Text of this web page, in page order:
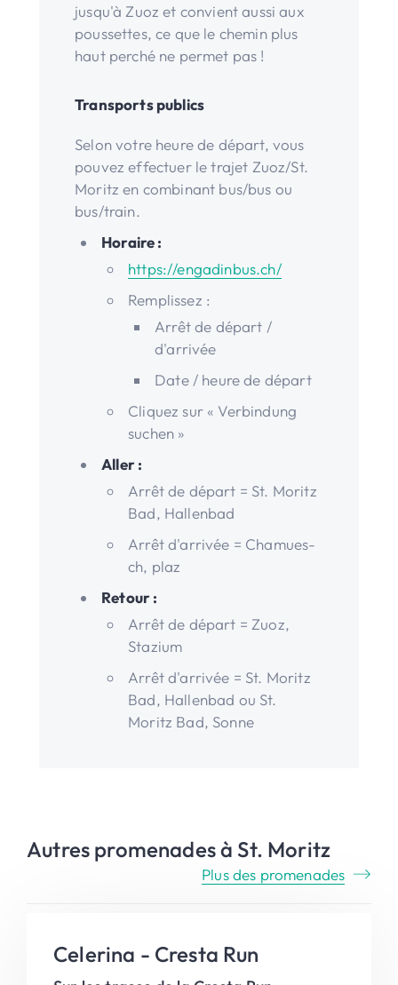
jusqu'à Zuoz et convient aussi aux
poussettes, ce que le chemin plus
haut perché ne permet pas !
Transports publics
Selon votre heure de départ, vous
pouvez effectuer le trajet Zuoz/St.
Moritz en combinant bus/bus ou
bus/train.
Horaire :
https://engadinbus.ch/
Remplissez :
Arrêt de départ /
d'arrivée
Date / heure de départ
Cliquez sur « Verbindung
suchen »
Aller :
Arrêt de départ = St. Moritz
Bad, Hallenbad
Arrêt d'arrivée = Chamues-
ch, plaz
Retour :
Arrêt de départ = Zuoz,
Stazium
Arrêt d'arrivée = St. Moritz
Bad, Hallenbad ou St.
Moritz Bad, Sonne
Autres promenades à St. Moritz
Plus des promenades
Celerina - Cresta Run